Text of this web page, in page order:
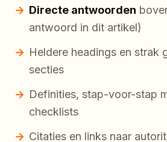
Directe antwoorden
antwoord in dit artikel)
Heldere headings en strak
secties
Definities, stap-voor-stap
checklists
Citaties en links naar